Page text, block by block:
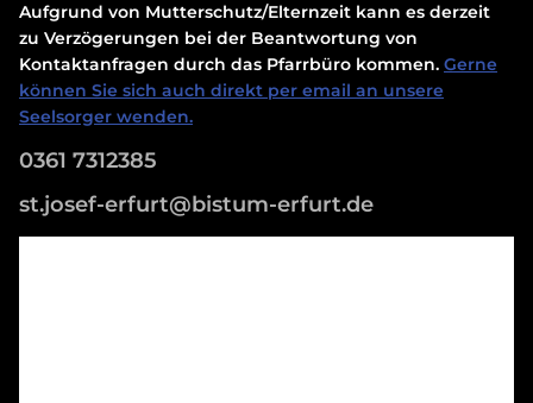
Aufgrund von Mutterschutz/Elternzeit kann es derzeit
zu Verzögerungen bei der Beantwortung von
Kontaktanfragen durch das Pfarrbüro kommen. Gerne
können Sie sich auch direkt per email an unsere
Seelsorger wenden.
0361 7312385
st.josef-erfurt@bistum-erfurt.de